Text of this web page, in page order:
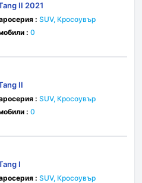
II 2021
: SUV, Кросоувър
: 0
II
: SUV, Кросоувър
: 0
I
: SUV, Кросоувър